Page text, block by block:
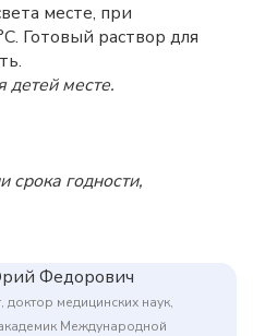
месте, при
Готовый раствор для
детей месте.
срока годности,
Федорович
медицинских наук,
Международной